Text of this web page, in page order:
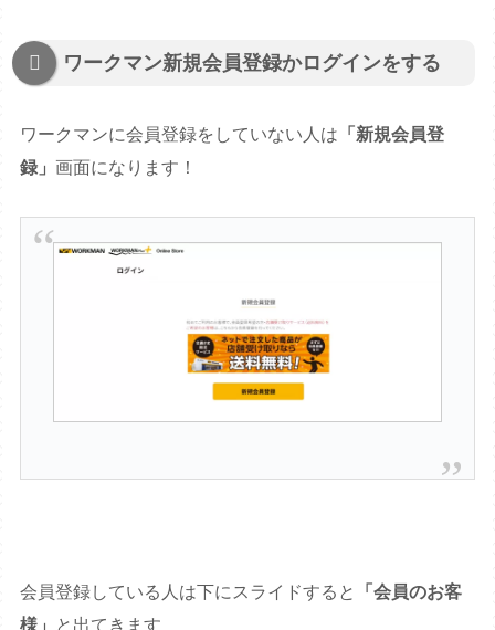
ワークマン新規会員登録かログインをする
ワークマンに会員登録をしていない人は 「新規会員登
録」画面になります！
会員登録している人は下にスライドすると
「会員のお客
様」
と出てきます